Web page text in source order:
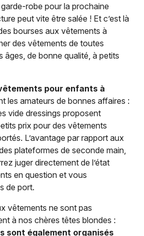
robe pour la prochaine
peut vite être salée ! Et c’est là
bourses aux vêtements à
des vêtements de toutes
âges, de bonne qualité, à petits
pour enfants à
les amateurs de bonnes affaires :
vide dressings proposent
prix pour des vêtements
L’avantage par rapport aux
plateformes de seconde main,
juger directement de l’état
en question et vous
de port.
vêtements ne sont pas
à nos chères têtes blondes :
sont également organisés